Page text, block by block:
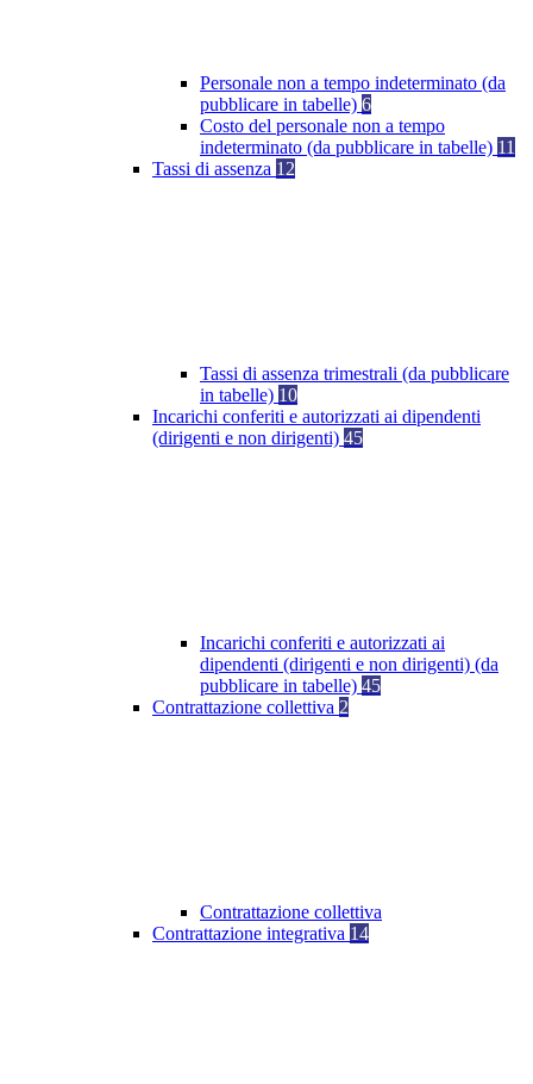
Personale non a tempo indeterminato (da
pubblicare in tabelle) 6
Costo del personale non a tempo
indeterminato (da pubblicare in tabelle) 11
Tassi di assenza 12
Tassi di assenza trimestrali (da pubblicare
in tabelle) 10
Incarichi conferiti e autorizzati ai dipendenti
(dirigenti e non dirigenti) 45
Incarichi conferiti e autorizzati ai
dipendenti (dirigenti e non dirigenti) (da
pubblicare in tabelle) 45
Contrattazione collettiva 2
Contrattazione collettiva
Contrattazione integrativa 14